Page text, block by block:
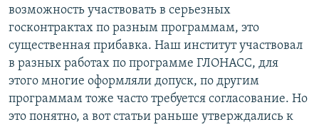
возможность участвовать в серьезных
госконтрактах по разным программам, это
существенная прибавка. Наш институт участвовал
в разных работах по программе ГЛОНАСС, для
этого многие оформляли допуск, по другим
программам тоже часто требуется согласование. Но
это понятно, а вот статьи раньше утверждались к